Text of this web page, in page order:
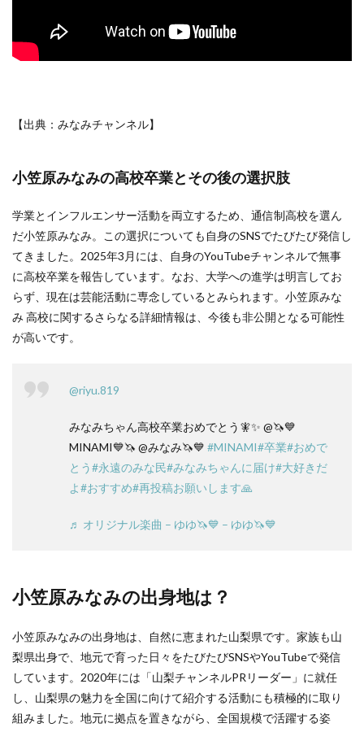
【出典：みなみチャンネル】
小笠原みなみの高校卒業とその後の選択肢
学業とインフルエンサー活動を両立するため、通信制高校を選ん
だ小笠原みなみ。この選択についても自身のSNSでたびたび発信し
てきました。2025年3月には、自身のYouTubeチャンネルで無事
に高校卒業を報告しています。なお、大学への進学は明言してお
らず、現在は芸能活動に専念しているとみられます。小笠原みな
み 高校に関するさらなる詳細情報は、今後も非公開となる可能性
が高いです。
@riyu.819
みなみちゃん高校卒業おめでとう🧚✨ @🦄💙
MINAMI💙🦄 @みなみ🦄💙 #MINAMI#卒業#おめで
とう#永遠のみな民#みなみちゃんに届け#大好きだ
よ#おすすめ#再投稿お願いします🙏
♬ オリジナル楽曲 – ゆゆ🦄💙 – ゆゆ🦄💙
小笠原みなみの出身地は？
小笠原みなみの出身地は、自然に恵まれた山梨県です。家族も山
梨県出身で、地元で育った日々をたびたびSNSやYouTubeで発信
しています。2020年には「山梨チャンネルPRリーダー」に就任
し、山梨県の魅力を全国に向けて紹介する活動にも積極的に取り
組みました。地元に拠点を置きながら、全国規模で活躍する姿